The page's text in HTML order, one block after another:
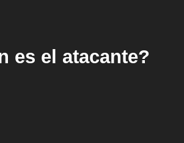
es el atacante?